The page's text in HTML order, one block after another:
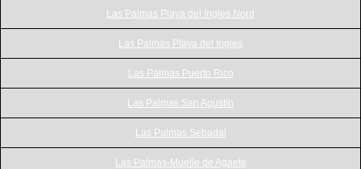
Las Palmas Playa del Ingles Nord
Las Palmas Playa del Ingles
Las Palmas Puerto Rico
Las Palmas San Agustín
Las Palmas Sebadal
Las Palmas-Muelle de Agaete